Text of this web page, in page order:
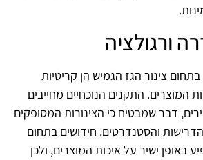
ורגולציה
צינור הגז הגמיש הן קריטיות
המוצרים. התקנים הנוכחיים מחייבים
דבר שמבטיח כי הצינורות המסופקים
והסטנדרטים. חידושים בתחום
באופן ישיר על איכות המוצרים, ולכן